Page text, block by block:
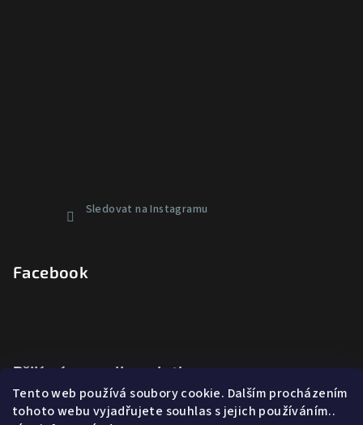
Tento web používá soubory cookie. Dalším procházením
tohoto webu vyjadřujete souhlas s jejich používáním..
Sledovat na Instagramu
Facebook
Přijímáme online platby